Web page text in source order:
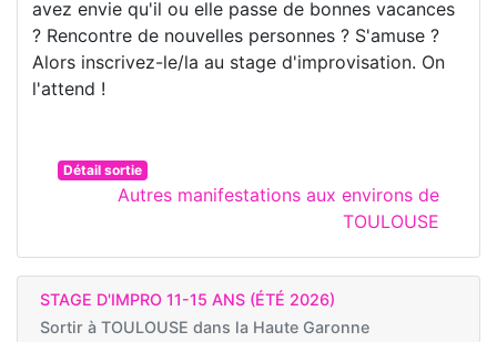
avez envie qu'il ou elle passe de bonnes vacances
? Rencontre de nouvelles personnes ? S'amuse ?
Alors inscrivez-le/la au stage d'improvisation. On
l'attend !
Détail sortie
Autres manifestations aux environs de
TOULOUSE
STAGE D'IMPRO 11-15 ANS (ÉTÉ 2026)
Sortir à TOULOUSE dans la Haute Garonne